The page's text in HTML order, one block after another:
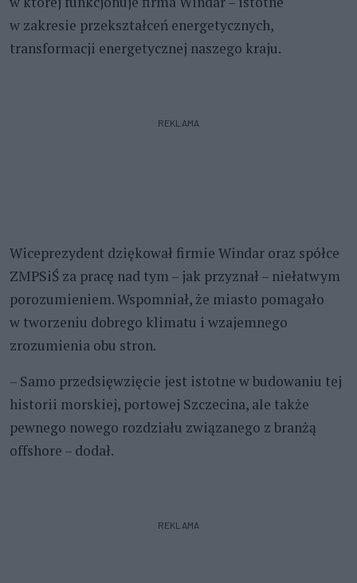
w zakresie przekształceń energetycznych,
transformacji energetycznej naszego kraju.
REKLAMA
Wiceprezydent dziękował firmie Windar oraz spółce
ZMPSiŚ za pracę nad tym – jak przyznał – niełatwym
porozumieniem. Wspomniał, że miasto pomagało
w tworzeniu dobrego klimatu i wzajemnego
zrozumienia obu stron.
– Samo przedsięwzięcie jest istotne w budowaniu tej
historii morskiej, portowej Szczecina, ale także
pewnego nowego rozdziału związanego z branżą
offshore – dodał.
REKLAMA